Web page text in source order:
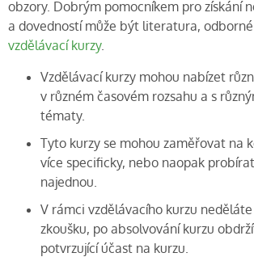
obzory. Dobrým pomocníkem pro získání
a dovedností může být literatura,
vzdělávací kurzy.
Vzdělávací kurzy mohou nabízet
v různém časovém rozsahu a s
tématy.
Tyto kurzy se mohou zaměřovat na
více specificky, nebo naopak
najednou.
V rámci vzdělávacího kurzu
zkoušku, po absolvování kurzu
potvrzující účast na kurzu.